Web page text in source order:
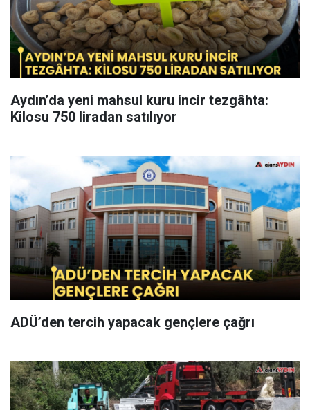
Aydın’da yeni mahsul kuru incir tezgâhta:
Kilosu 750 liradan satılıyor
ADÜ’den tercih yapacak gençlere çağrı